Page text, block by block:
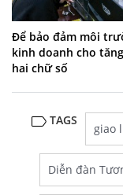
Để bảo đảm môi
kinh doanh cho
hai chữ số
TAGS
giao
Diễn đàn